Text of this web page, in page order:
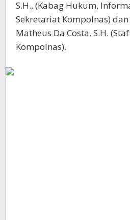
S.H., (Kabag Hukum,
Sekretariat Kompolnas) dan
Matheus Da Costa, S.H.
Kompolnas).